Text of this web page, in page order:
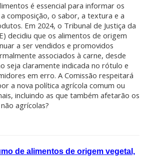
é essencial para informar os
composição, o sabor, a textura e a
Em 2024, o Tribunal de Justiça da
decidiu que os alimentos de origem
a ser vendidos e promovidos
associados à carne, desde
seja claramente indicada no rótulo e
em erro. A Comissão respeitará
a nova política agrícola comum ou
incluindo as que também afetarão os
agrícolas?
de alimentos de origem vegetal,